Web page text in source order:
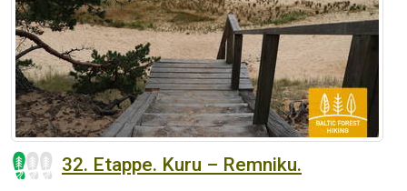
32. Etappe. Kuru – Remniku.